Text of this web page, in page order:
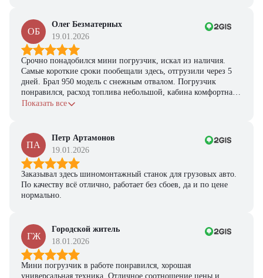
ОБ
Олег Безматерных
19.01.2026
Срочно понадобился мини погрузчик, искал из наличия.
Самые короткие сроки пообещали здесь, отгрузили через 5
дней. Брал 950 модель с снежным отвалом. Погрузчик
понравился, расход топлива небольшой, кабина комфортная,
с задачами справляется.
Показать все
ПА
Петр Артамонов
19.01.2026
Заказывал здесь шиномонтажный станок для грузовых авто.
По качеству всё отлично, работает без сбоев, да и по цене
нормально.
ГЖ
Городской житель
18.01.2026
Мини погрузчик в работе понравился, хорошая
универсальная техника. Отличное соотношение цены и